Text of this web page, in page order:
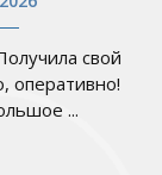
свой
оперативно!
...